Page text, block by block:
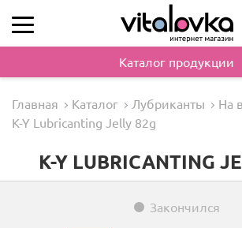
Каталог продукции
Главная Каталог Лубриканты
На
K-Y Lubricanting Jelly 82g
K-Y LUBRICANTING
Закончился